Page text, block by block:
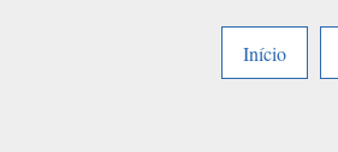
Início